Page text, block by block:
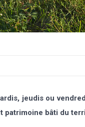
jeudis ou
bâti du